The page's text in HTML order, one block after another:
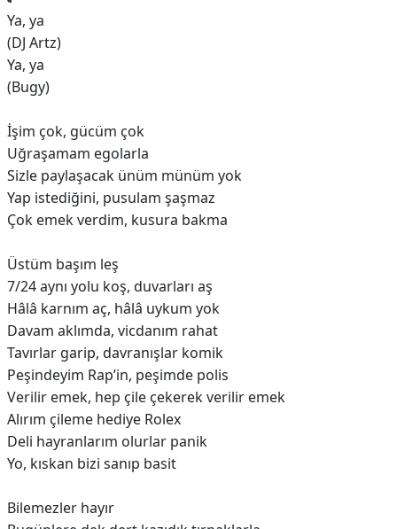
Ya, ya
(DJ Artz)
Ya, ya
(Bugy)
İşim çok, gücüm çok
Uğraşamam egolarla
Sizle paylaşacak ünüm münüm yok
Yap istediğini, pusulam şaşmaz
Çok emek verdim, kusura bakma
Üstüm başım leş
7/24 aynı yolu koş, duvarları aş
Hâlâ karnım aç, hâlâ uykum yok
Davam aklımda, vicdanım rahat
Tavırlar garip, davranışlar komik
Peşindeyim Rap’in, peşimde polis
Verilir emek, hep çile çekerek verilir emek
Alırım çileme hediye Rolex
Deli hayranlarım olurlar panik
Yo, kıskan bizi sanıp basit
Bilemezler hayır